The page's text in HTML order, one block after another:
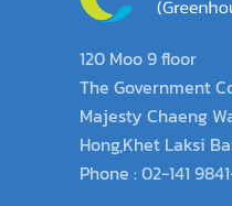
120 Moo 9 floor
The Government
Majesty Chaeng
Hong,Khet Laksi
Phone : 02-141